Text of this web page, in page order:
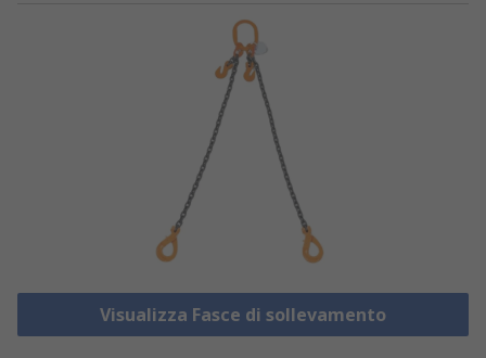
Visualizza Fasce di sollevamento